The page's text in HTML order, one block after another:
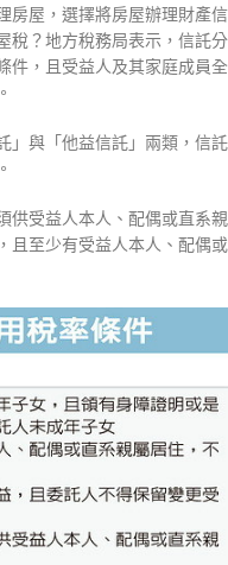
房屋，選擇將房屋辦理財產信
稅？地方稅務局表示，信託分
件，且受益人及其家庭成員全
」與「他益信託」兩類，信託
供受益人本人、配偶或直系親
且至少有受益人本人、配偶或